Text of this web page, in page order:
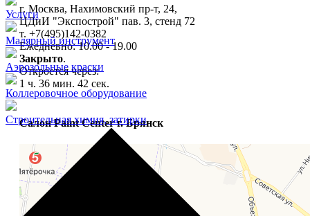
г. Москва, Нахимовский пр-т, 24,
ЦДиИ "Экспострой" пав. 3, стенд 72
т. +7(495)142-0382
Ежедневно: 10.00 - 19.00
Закрыто.
Откроется через:
1 ч. 36 мин. 41 сек.
Салон Paint Center г. Брянск
Услуги
Малярный инструмент
Аэрозольные краски
Коллеровочное оборудование
Строительная химия, затирки